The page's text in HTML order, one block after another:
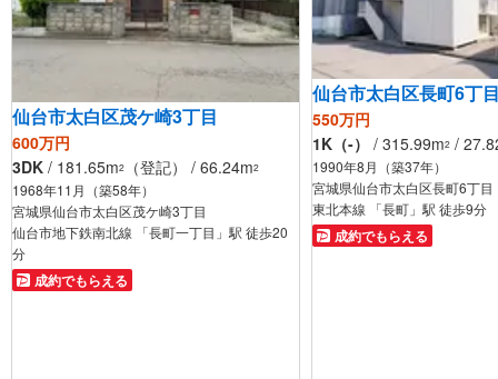
仙台市太白区茂ケ崎3丁目
600万円
3DK / 181.65m2 （登記） / 66.24m2
1968年11月（築58年）
宮城県仙台市太白区茂ケ崎3丁目
仙台市地下鉄南北線 「長町一丁目」駅 徒歩20
分
成約でもらえる
仙台市太白区長町6丁
550万円
1K（-） / 315.99m2 /
1990年8月（築37年）
宮城県仙台市太白区長町6丁目
東北本線 「長町」駅 徒歩9分
成約でもらえる